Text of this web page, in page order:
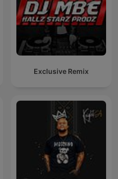
Exclusive Remix